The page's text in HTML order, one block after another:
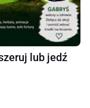
lub jedź